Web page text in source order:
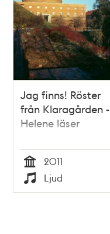
Jag finns! Röster
från Klaragården -
Helene läser
Tid
2011
Typ
Ljud